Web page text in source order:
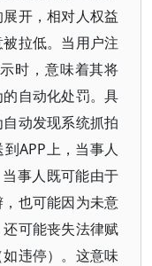
开，相对人权益
拉低。当用户注
时，意味着其将
自动化处罚。具
动发现系统抓拍
APP上，当事人
事人既可能由于
也可能因为未意
可能丧失法律赋
违停）。这意味